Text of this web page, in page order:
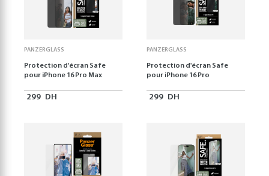
PANZERGLASS
Protection d'écran Safe
pour iPhone 16 Pro Max
299 DH
PANZERGLASS
Protection d'écran Safe
pour iPhone 16 Pro
299 DH